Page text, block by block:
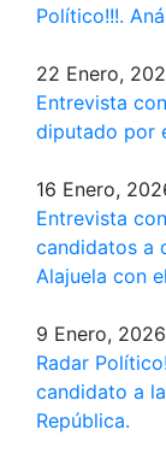
Político!!!.
22 Enero,
Entrevista
diputado por
16 Enero,
Entrevista
candidatos a
Alajuela con
9 Enero, 2026
Radar
candidato a
República.